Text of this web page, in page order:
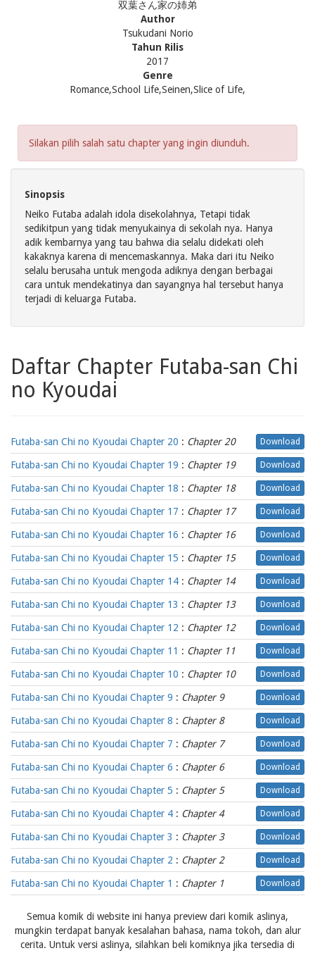
双葉さん家の姉弟
Author
Tsukudani Norio
Tahun Rilis
2017
Genre
Romance,School Life,Seinen,Slice of Life,
Silakan pilih salah satu chapter yang ingin diunduh.
Sinopsis
Neiko Futaba adalah idola disekolahnya, Tetapi tidak
sedikitpun yang tidak menyukainya di sekolah nya. Hanya
adik kembarnya yang tau bahwa dia selalu didekati oleh
kakaknya karena di mencemaskannya. Maka dari itu Neiko
selalu berusaha untuk mengoda adiknya dengan berbagai
cara untuk mendekatinya dan sayangnya hal tersebut hanya
terjadi di keluarga Futaba.
Daftar Chapter Futaba-san Chi
no Kyoudai
Futaba-san Chi no Kyoudai Chapter 20 : Chapter 20 Download
Futaba-san Chi no Kyoudai Chapter 19 : Chapter 19 Download
Futaba-san Chi no Kyoudai Chapter 18 : Chapter 18 Download
Futaba-san Chi no Kyoudai Chapter 17 : Chapter 17 Download
Futaba-san Chi no Kyoudai Chapter 16 : Chapter 16 Download
Futaba-san Chi no Kyoudai Chapter 15 : Chapter 15 Download
Futaba-san Chi no Kyoudai Chapter 14 : Chapter 14 Download
Futaba-san Chi no Kyoudai Chapter 13 : Chapter 13 Download
Futaba-san Chi no Kyoudai Chapter 12 : Chapter 12 Download
Futaba-san Chi no Kyoudai Chapter 11 : Chapter 11 Download
Futaba-san Chi no Kyoudai Chapter 10 : Chapter 10 Download
Futaba-san Chi no Kyoudai Chapter 9 : Chapter 9 Download
Futaba-san Chi no Kyoudai Chapter 8 : Chapter 8 Download
Futaba-san Chi no Kyoudai Chapter 7 : Chapter 7 Download
Futaba-san Chi no Kyoudai Chapter 6 : Chapter 6 Download
Futaba-san Chi no Kyoudai Chapter 5 : Chapter 5 Download
Futaba-san Chi no Kyoudai Chapter 4 : Chapter 4 Download
Futaba-san Chi no Kyoudai Chapter 3 : Chapter 3 Download
Futaba-san Chi no Kyoudai Chapter 2 : Chapter 2 Download
Futaba-san Chi no Kyoudai Chapter 1 : Chapter 1 Download
Semua komik di website ini hanya preview dari komik aslinya,
mungkin terdapat banyak kesalahan bahasa, nama tokoh, dan alur
cerita. Untuk versi aslinya, silahkan beli komiknya jika tersedia di